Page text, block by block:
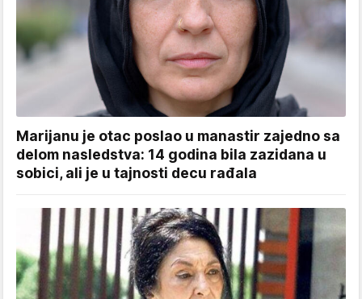
Marijanu je otac poslao u manastir zajedno sa
delom nasledstva: 14 godina bila zazidana u
sobici, ali je u tajnosti decu rađala